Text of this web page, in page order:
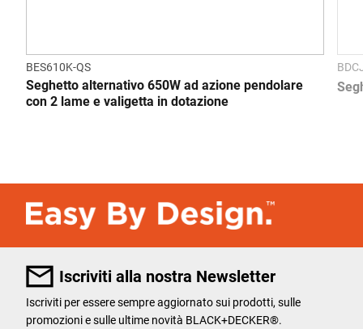
BES610K-QS
Seghetto alternativo 650W ad azione pendolare
con 2 lame e valigetta in dotazione
Iscriviti alla nostra Newsletter
Iscriviti per essere sempre aggiornato sui prodotti, sulle
promozioni e sulle ultime novità BLACK+DECKER®.